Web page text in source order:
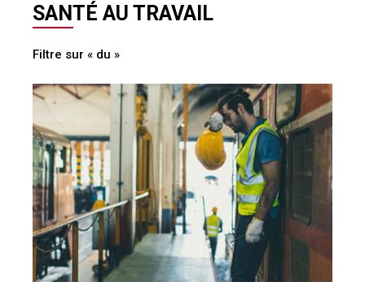
SANTÉ AU TRAVAIL
Filtre sur « du »